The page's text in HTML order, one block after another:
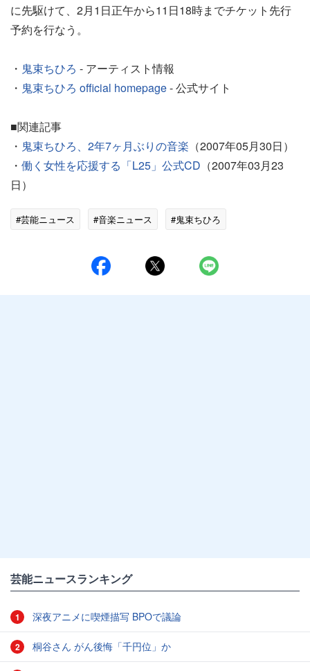
に先駆けて、2月1日正午から11日18時までチケット先行
予約を行なう。
・ 鬼束ちひろ - アーティスト情報
・ 鬼束ちひろ official homepage- 公式サイト
■関連記事
・ 鬼束ちひろ、2年7ヶ月ぶりの音楽 （2007年05月30日）
・ 働く女性を応援する「L25」公式CD （2007年03月23
日）
#芸能ニュース #音楽ニュース #鬼束ちひろ
芸能ニュースランキング
1 深夜アニメに喫煙描写 BPOで議論
2 桐谷さん がん後悔「千円位」か